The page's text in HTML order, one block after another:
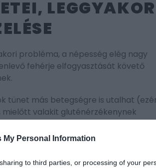
My Personal Information
to third parties, or processing of your
probléma, a népesség elég nagy
fehérje elfogyasztását követő
tünet más betegségre is utalhat
mielőtt valakit gluténérzékenynek
is összefüggésben az emésztéssel.